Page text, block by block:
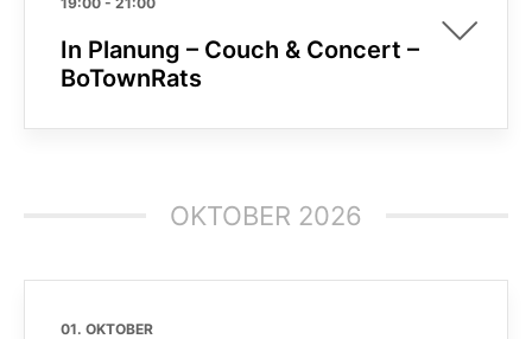
In Planung – Couch & Concert –
BoTownRats
OKTOBER 2026
01. OKTOBER